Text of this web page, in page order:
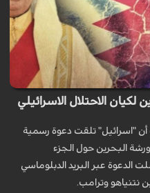
الاحتلال الاسرائيلي
أعلنت القناة 13 العبرية أن "اسرائيل" تلقت دعوة رسمية
البحرين حول الجزء
عبر البريد الدبلوماسي
نتنياهو وترامب.